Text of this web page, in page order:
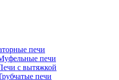
печи
печи
с вытяжкой
печи